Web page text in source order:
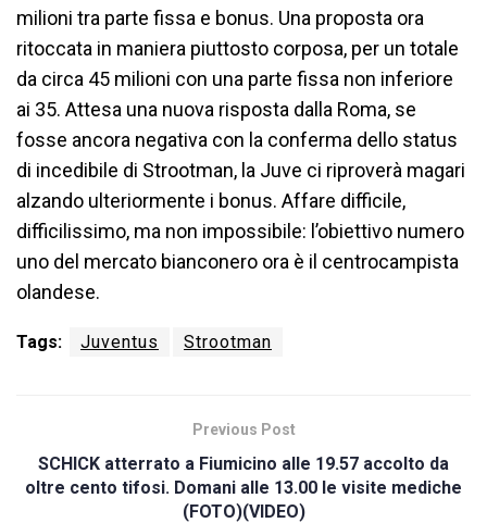
milioni tra parte fissa e bonus. Una proposta ora
ritoccata in maniera piuttosto corposa, per un totale
da circa 45 milioni con una parte fissa non inferiore
ai 35. Attesa una nuova risposta dalla Roma, se
fosse ancora negativa con la conferma dello status
di incedibile di Strootman, la Juve ci riproverà magari
alzando ulteriormente i bonus. Affare difficile,
difficilissimo, ma non impossibile: l’obiettivo numero
uno del mercato bianconero ora è il centrocampista
olandese.
Tags: Juventus Strootman
Previous Post
SCHICK atterrato a Fiumicino alle 19.57 accolto da
oltre cento tifosi. Domani alle 13.00 le visite mediche
(FOTO)(VIDEO)